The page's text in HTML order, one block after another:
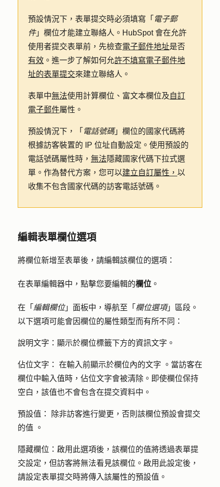
預設情況下，表單提交時必須填寫「 電子郵
件」欄位才能建立聯絡人。HubSpot 會在允許
使用者提交表單前，先檢查電子郵件地址是否
有效 。進一步了解如何允許不填寫電子郵件地
址的表單提交來建立聯絡人。
表單中無法使用計算欄位、富文本欄位及自訂
電子郵件屬性。
預設情況下，「 電話號碼」欄位的國家代碼將
根據訪客裝置的 IP 位址自動設定。使用預設的
電話號碼屬性時， 無法 隱藏國家代碼下拉式選
單。作為替代方案，您可以建立自訂屬性， 以
收集不包含國家代碼的訪客電話號碼。
編輯表單欄位選項
將欄位新增至表單後，請編輯該欄位的選項：
在表單編輯器中，點擊您要編輯的欄位 。
在「 編輯欄位」面板中，導航至「 欄位選項」區段。
以下選項可能會因欄位的屬性類型而有所不同：
說明文字： 顯示於欄位標籤下方的資訊文字。
佔位文字： 在輸入前顯示於欄位內的文字 。當訪客在
欄位中輸入值時，佔位文字會被清除。即使欄位保持
空白，該值也不會包含在提交資料中。
預設值：
除非訪客進行變更，否則該欄位預設會提交
的值 。
隱藏欄位 ：啟用此選項後，該欄位的值將透過表單提
交設定，但訪客將無法看見該欄位。啟用此設定後，
請設定表單提交時將傳入該屬性的預設值 。